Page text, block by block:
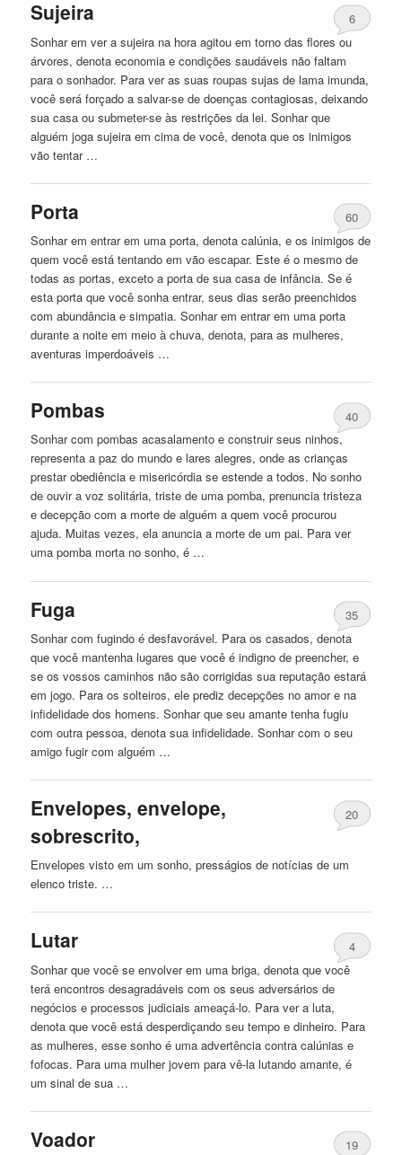
Sujeira
6
Sonhar em ver a sujeira na hora agitou em torno das flores ou
árvores, denota economia e condições saudáveis ​​não faltam
para o sonhador. Para ver as suas roupas sujas de lama imunda,
você será forçado a salvar-se de doenças contagiosas, deixando
sua casa ou submeter-se às restrições da lei. Sonhar que
alguém joga sujeira em cima de você, denota que os inimigos
vão tentar …
Porta
60
Sonhar em entrar em uma porta, denota calúnia, e os inimigos de
quem você está tentando em vão escapar. Este é o mesmo de
todas as portas, exceto a porta de sua casa de infância. Se é
esta porta que você sonha entrar, seus dias serão preenchidos
com abundância e simpatia. Sonhar em entrar em uma porta
durante a noite em meio à chuva, denota, para as mulheres,
aventuras imperdoáveis …
Pombas
40
Sonhar com pombas acasalamento e construir seus ninhos,
representa a paz do mundo e lares alegres, onde as crianças
prestar obediência e misericórdia se estende a todos. No sonho
de ouvir a voz solitária, triste de uma pomba, prenuncia tristeza
e decepção com a morte de alguém a quem você procurou
ajuda. Muitas vezes, ela anuncia a morte de um pai. Para ver
uma pomba morta no sonho, é …
Fuga
35
Sonhar com fugindo é desfavorável. Para os casados, denota
que você mantenha lugares que você é indigno de preencher, e
se os vossos caminhos não são corrigidas sua reputação estará
em jogo. Para os solteiros, ele prediz decepções no amor e na
infidelidade dos homens. Sonhar que seu amante tenha fugiu
com outra pessoa, denota sua infidelidade. Sonhar com o seu
amigo fugir com alguém …
Envelopes, envelope,
sobrescrito,
20
Envelopes visto em um sonho, presságios de notícias de um
elenco triste. …
Lutar
4
Sonhar que você se envolver em uma briga, denota que você
terá encontros desagradáveis ​​com os seus adversários de
negócios e processos judiciais ameaçá-lo. Para ver a luta,
denota que você está desperdiçando seu tempo e dinheiro. Para
as mulheres, esse sonho é uma advertência contra calúnias e
fofocas. Para uma mulher jovem para vê-la lutando amante, é
um sinal de sua …
Voador
19